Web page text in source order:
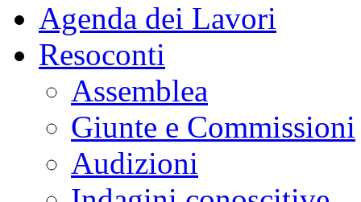
Agenda dei Lavori
Resoconti
Assemblea
Giunte e Commissioni
Audizioni